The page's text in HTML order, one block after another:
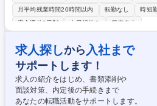
す。攻めの採用を軸に、幅広く裁量を持っ
・中途採用全般（スカウト運用、面接調整
ポート ・新規事業（業界特化転職サイト
プンの最新オフィス「グラングリーン大阪
スピード感を持って事業成長に貢献できるやり
【大阪/人事採用】年休132日/グラングリ
ート
月平均残業時間20時間以内
転勤なし 時短
完全週休2日制
土日祝休み 服装自由
求人探しから 入社まで
サポートします！
求人の紹介をはじめ、書類添削や
面談対策、内定後の手続きまで
あなたの転職活動をサポートします。